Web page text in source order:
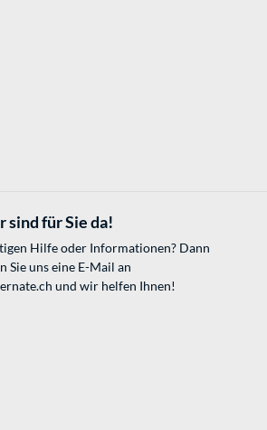
sind für Sie da!
Hilfe oder Informationen? Dann
Sie uns eine E-Mail an
und wir helfen Ihnen!